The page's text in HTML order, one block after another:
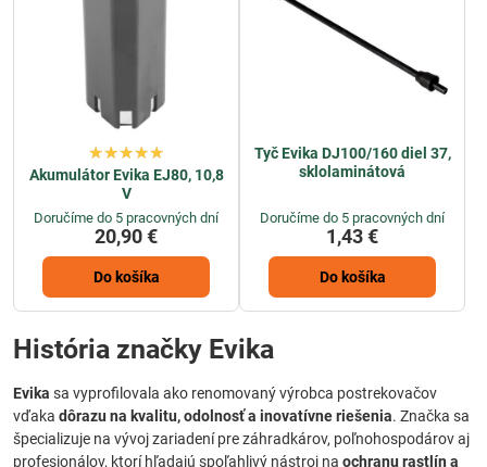
Akumulátor Evika EJ80, 10,8
V
Doručíme do 5 pracovných dní
20,90 €
Do košíka
Tyč Evika DJ100/160 diel 37,
sklolaminátová
Doručíme do 5 pracovných dní
1,43 €
Do košíka
História značky Evika
Evika sa vyprofilovala ako renomovaný výrobca postrekovačov
vďaka dôrazu na kvalitu, odolnosť a inovatívne riešenia. Značka sa
špecializuje na vývoj zariadení pre záhradkárov, poľnohospodárov aj
profesionálov, ktorí hľadajú spoľahlivý nástroj na ochranu rastlín a